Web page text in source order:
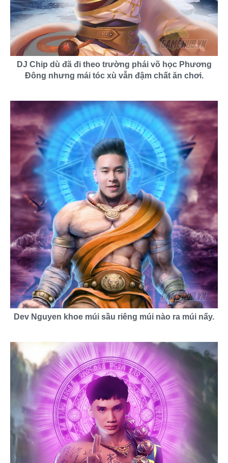
DJ Chip dù đã đi theo trường phái võ học Phương
Đông nhưng mái tóc xù vẫn đậm chất ăn chơi.
Dev Nguyen khoe múi sầu riêng múi nào ra múi nấy.